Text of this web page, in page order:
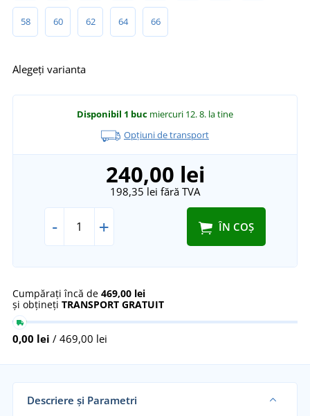
58 60 62 64 66
Alegeți varianta
Disponibil 1 buc miercuri 12. 8. la tine
Opțiuni de transport
240,00 lei
198,35 lei fără TVA
- + ÎN COȘ
Cumpărați încă de 469,00 lei
și obțineți TRANSPORT GRATUIT
0,00 lei / 469,00 lei
Descriere și Parametri